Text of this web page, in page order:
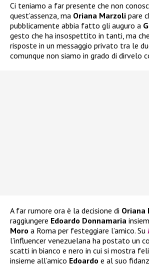
Ci teniamo a far presente che non
quest’assenza, ma Oriana Marzoli pare
pubblicamente abbia fatto gli auguro a
gesto che ha insospettito in tanti, ma
risposte in un messaggio privato tra le
comunque non siamo in grado di dirvelo
A far rumore ora è la decisione di Oriana
raggiungere Edoardo Donnamaria
Moro a Roma per festeggiare l’amico. Su
l’influencer venezuelana ha postato un
scatti in bianco e nero in cui si mostra
insieme all’amico Edoardo e al suo